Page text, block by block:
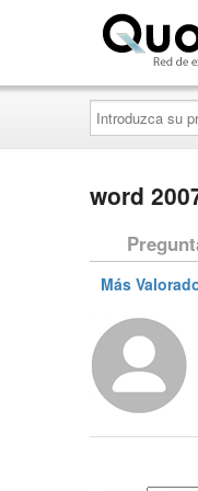
Introduzca
su
pregunta
aquí...
word
Más